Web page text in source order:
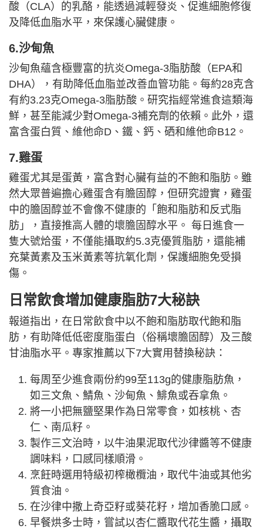
酸（CLA）的乳酪，能透過減輕發炎、促進細胞修復
及降低血脂水平，來保護心臟健康。
6.沙甸魚
沙甸魚蘊含極豐富的抗炎Omega-3脂肪酸（EPA和
DHA），有助降低血脂並改善血管功能。每約28克含
有約3.23克Omega-3脂肪酸。研究指經常進食這類海
鮮，甚至能減少對Omega-3補充劑的依賴。此外，還
富含蛋白質、維他命D、鐵、鈣、硒和維他命B12。
7.雞蛋
雞蛋尤其是蛋黃，富含對心臟有益的不飽和脂肪。雖
然大眾普遍擔心雞蛋含有膽固醇，但研究證實，雞蛋
中的膽固醇並不會像不健康的「飽和脂肪和反式脂
肪」，直接推高人體的壞膽固醇水平。 每日進食一
隻大號烚蛋，不僅能攝取約5.3克優質脂肪，還能補
充葉黃素及玉米黃素等抗氧化劑，保護細胞免受損
傷。
日常飲食增加健康脂肪7大秘訣
報道指出，在日常飲食中以不飽和脂肪取代飽和脂
肪，有助降低低密度脂蛋白（俗稱壞膽固醇）及三酸
甘油脂水平。專家推薦以下7大實用替換秘訣：
每周至少進食兩份約99至113g的健康脂肪魚，
如三文魚、鯖魚、沙甸魚、鯡魚或吞拿魚。
將一小把無鹽堅果作為日常零食，如核桃、杏
仁、南瓜籽。
製作三文治時，以牛油果泥取代沙律醬等不健康
調味料，口感同樣順滑。
烹飪時選用特級初榨橄欖油，取代牛油或其他劣
質食油。
在沙律中撒上奇亞籽或葵花籽，增加香脆口感。
早餐烘多士時，嘗試以杏仁醬取代花生醬，攝取